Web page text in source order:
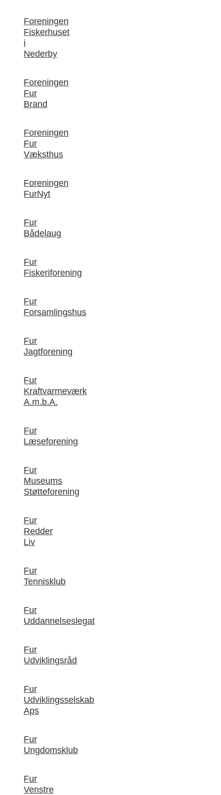
Foreningen
Fiskerhuset
i
Nederby
Foreningen
Fur
Brand
Foreningen
Fur
Væksthus
Foreningen
FurNyt
Fur
Bådelaug
Fur
Fiskeriforening
Fur
Forsamlingshus
Fur
Jagtforening
Fur
Kraftvarmeværk
A.m.b.A.
Fur
Læseforening
Fur
Museums
Støtteforening
Fur
Redder
Liv
Fur
Tennisklub
Fur
Uddannelseslegat
Fur
Udviklingsråd
Fur
Udviklingsselskab
Aps
Fur
Ungdomsklub
Fur
Venstre